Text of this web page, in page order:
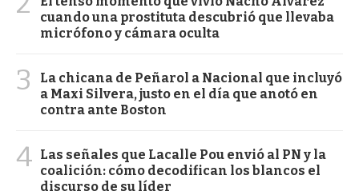
cuando una prostituta descubrió que llevaba
micrófono y cámara oculta
3
La chicana de Peñarol a Nacional que incluyó
a Maxi Silvera, justo en el día que anotó en
contra ante Boston
4 Las señales que Lacalle Pou envió al PN y la
coalición: cómo decodifican los blancos el
discurso de su líder